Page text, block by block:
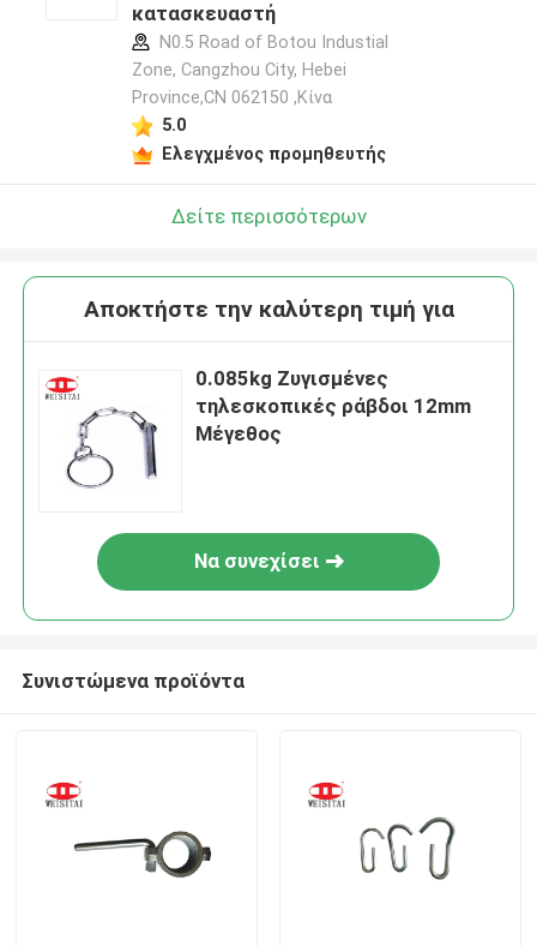
κατασκευαστή
N0.5 Road of Botou Industial
Zone, Cangzhou City, Hebei
Province,CN 062150 ,Κίνα
5.0
Ελεγχμένος προμηθευτής
Δείτε περισσότερων
Αποκτήστε την καλύτερη τιμή για
0.085kg Ζυγισμένες
τηλεσκοπικές ράβδοι 12mm
Μέγεθος
Να συνεχίσει
Συνιστώμενα προϊόντα